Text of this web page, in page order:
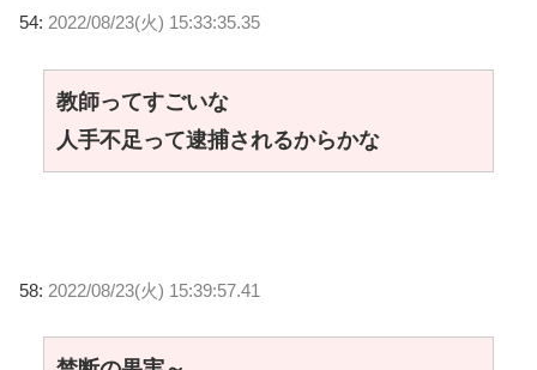
54: 2022/08/23(火) 15:33:35.35
教師ってすごいな
人手不足って逮捕されるからかな
58: 2022/08/23(火) 15:39:57.41